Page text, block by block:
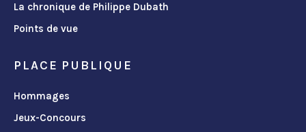
La chronique de Philippe Dubath
Points de vue
PLACE PUBLIQUE
Hommages
Jeux-Concours